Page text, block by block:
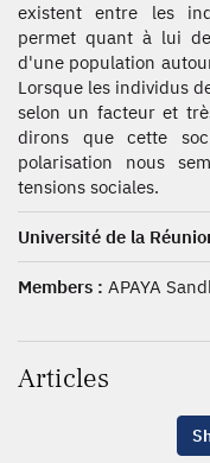
existent entre les
permet quant à lui
d'une population
Lorsque les individus
selon un facteur et
dirons que cette
polarisation nous
tensions sociales.
Université de la
Members : APAYA
Articles